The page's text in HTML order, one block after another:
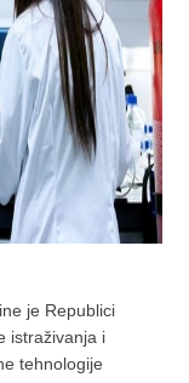
je Republici
istraživanja i
tehnologije